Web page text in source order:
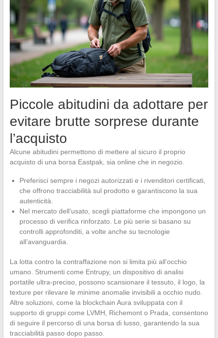
Piccole abitudini da adottare per
evitare brutte sorprese durante
l’acquisto
Alcune abitudini permettono di mettere al sicuro il proprio
acquisto di una borsa Eastpak, sia online che in negozio.
Preferisci sempre i negozi autorizzati e i rivenditori certificati,
che offrono tracciabilità sul prodotto e garantiscono la sua
autenticità.
Nel mercato dell’usato, scegli piattaforme che impongono un
processo di verifica rinforzato. Le più serie si basano su
controlli approfonditi, a volte anche su tecnologie
all’avanguardia.
La lotta contro la contraffazione non si limita più all’occhio
umano. Strumenti come Entrupy, un dispositivo di analisi
portatile ultra-preciso, possono scansionare il tessuto, il logo, la
texture per rilevare le minime anomalie invisibili a occhio nudo.
Altre soluzioni, come la blockchain Aura sviluppata con il
supporto di gruppi come LVMH, Richemont o Prada, consentono
di seguire il percorso di una borsa di lusso, garantendo la sua
tracciabilità passo dopo passo.